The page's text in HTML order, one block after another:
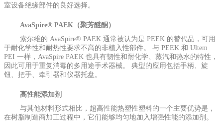
室设备绝缘部件的良好选择。
AvaSpire® PAEK（聚芳醚酮）
索尔维的 AvaSpire® PAEK 通常被认为是 PEEK 的替代品，可用
于耐化学性和耐热性要求不高的非植入性部件。 与 PEEK 和 Ultem
PEI 一样，AvaSpire PAEK 也具有韧性和耐化学、蒸汽和热水的特性，
因此可用于重复消毒的多用途手术器械。 典型的应用包括手柄、旋
钮、把手、牵引器和仪器托盘。
高性能添加剂
与其他材料形式相比，超高性能热塑性塑料的一个主要优势是，
在树脂制造商加工过程中，它们能够均匀地加入增强性能的添加剂。